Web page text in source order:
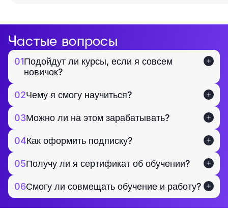
Частые вопросы
01Подойдут ли курсы, если я совсем
новичок?
02Чему я смогу научиться?
03Можно ли на этом зарабатывать?
04Как оформить подписку?
05Получу ли я сертификат об обучении?
06Смогу ли совмещать обучение и работу?